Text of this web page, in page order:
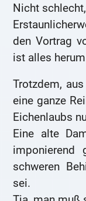
Nicht
den Vortrag
ist alles
Trotzdem,
eine ganze
Eichenlaubs
Eine alte
imponierend
schweren
sei.